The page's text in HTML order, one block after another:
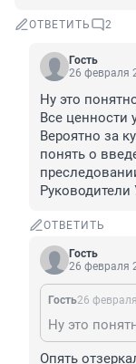
ОТВЕТИТЬ 2
Гость
26 февраля
Ну это
Все ценности
Вероятно за
понять о
ОТВЕТИТЬ
Гость
26 февраля
Гость26
Опять